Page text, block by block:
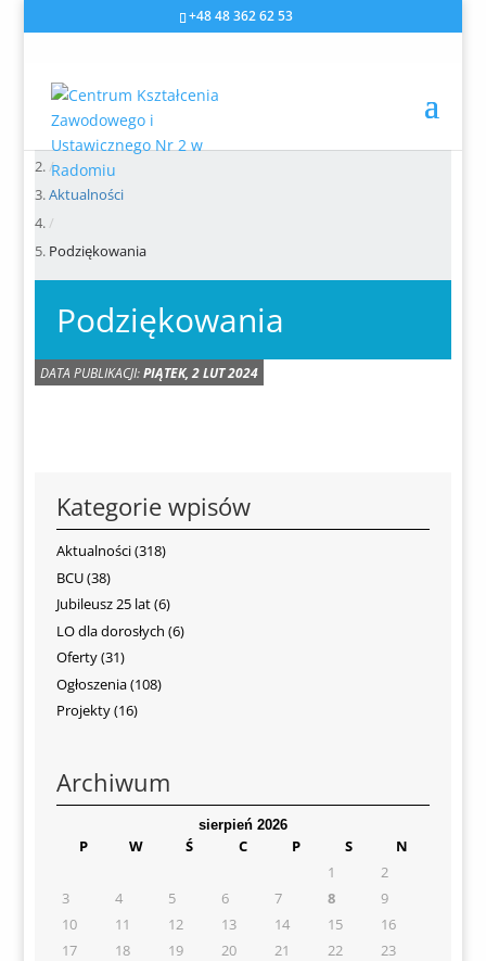
+48 48 362 62 53
Główna
/
Aktualności
/
Podziękowania
Podziękowania
DATA PUBLIKACJI:PIĄTEK, 2 LUT 2024
Kategorie wpisów
Aktualności(318)
BCU(38)
Jubileusz 25 lat(6)
LO dla dorosłych (6)
Oferty(31)
Ogłoszenia(108)
Projekty(16)
Archiwum
sierpień 2026
P W Ś C P S
N
1
2
3
4 5 6 7 8
9
10
11 12 13 14 15
16
17
18 19 20 21 22
23